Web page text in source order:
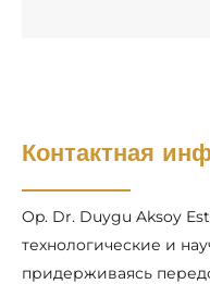
Контактная
Op. Dr. Duygu Aksoy
технологические и
придерживаясь